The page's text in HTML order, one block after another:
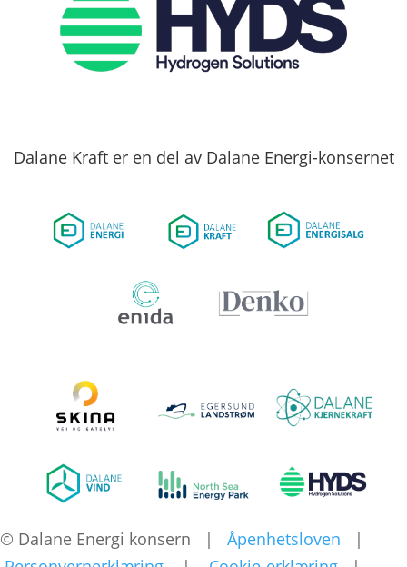
Dalane Kraft er en del av Dalane Energi-konsernet
© Dalane Energi konsern | Åpenhetsloven |